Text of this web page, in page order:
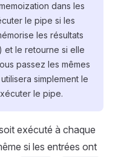
dans les
le pipe si les
les résultats
et le retourne si elle
passez les mêmes
simplement le
le pipe.
exécuté à chaque
si les entrées ont